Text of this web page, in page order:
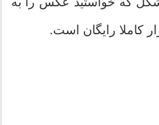
کاملا رایگان است.